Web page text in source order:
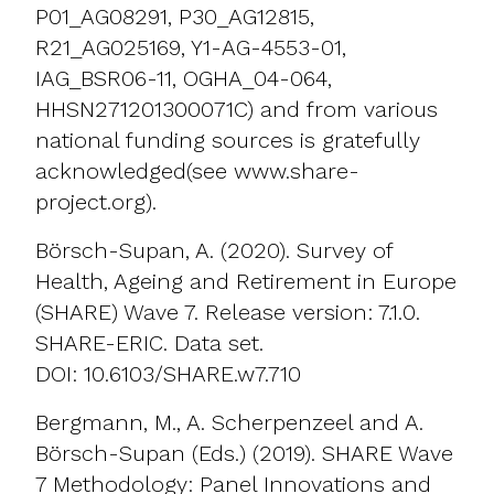
P01_AG08291, P30_AG12815,
R21_AG025169, Y1-AG-4553-01,
IAG_BSR06-11, OGHA_04-064,
HHSN271201300071C) and from various
national funding sources is gratefully
acknowledged(see www.share-
project.org).
Börsch-Supan, A. (2020). Survey of
Health, Ageing and Retirement in Europe
(SHARE) Wave 7. Release version: 7.1.0.
SHARE-ERIC. Data set.
DOI: 10.6103/SHARE.w7.710
Bergmann, M., A. Scherpenzeel and A.
Börsch-Supan (Eds.) (2019). SHARE Wave
7 Methodology: Panel Innovations and